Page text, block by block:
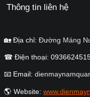
Thông tin liên hệ
🏡 Địa chỉ: Đường Máng
☎ Điện thoại:
📧 Email:
🌎 Website: